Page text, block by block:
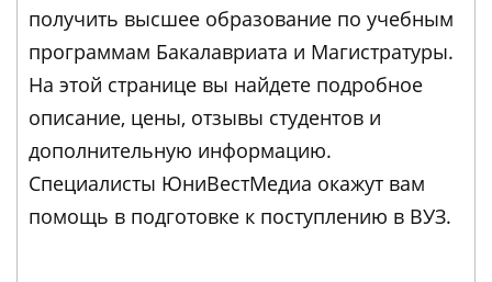
получить высшее образование по учебным
программам Бакалавриата и Магистратуры.
На этой странице вы найдете подробное
описание, цены, отзывы студентов и
дополнительную информацию.
Специалисты ЮниВестМедиа окажут вам
помощь в подготовке к поступлению в ВУЗ.